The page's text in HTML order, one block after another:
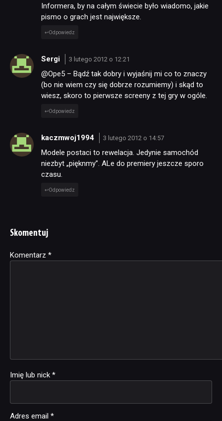
Informera, by na całym świecie było wiadomo, jakie
pismo o grach jest największe.
Odpowiedz
Sergi 3 lutego 2012 o 12:21
@Ope5 – Bądź tak dobry i wyjaśnij mi co to znaczy
(bo nie wiem czy się dobrze rozumiemy) i skąd to
wiesz, skoro to pierwsze screeny z tej gry w ogóle.
Odpowiedz
kaczmwoj1994 3 lutego 2012 o 14:57
Modele postaci to rewelacja. Jedynie samochód
niezbyt „pięknmy”. ALe do premiery jeszcze sporo
czasu.
Odpowiedz
Skomentuj
Komentarz *
Imię lub nick *
Adres email *
Alternative: